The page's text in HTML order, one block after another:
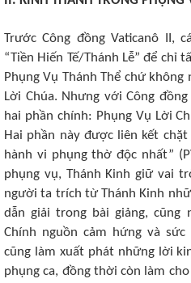
Trước Công đồng Vaticanô II,
“Tiền Hiến Tế/Thánh Lễ” để chỉ
Phụng Vụ Thánh Thể chứ
Lời Chúa. Nhưng với Công
hai phần chính: Phụng Vụ Lời
Hai phần này được liên kết
hành vi phụng thờ độc nhất”
phụng vụ, Thánh Kinh giữ vai
người ta trích từ Thánh Kinh
dẫn giải trong bài giảng, cũng
Chính nguồn cảm hứng và
cũng làm xuất phát những lời
phụng ca, đồng thời còn làm